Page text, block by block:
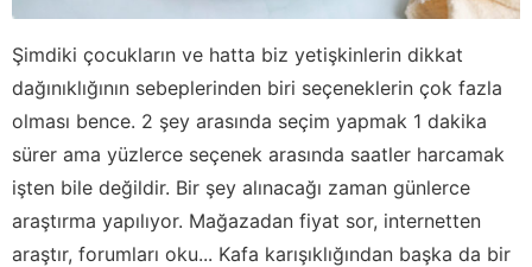
Şimdiki çocukların ve hatta biz yetişkinlerin dikkat
dağınıklığının sebeplerinden biri seçeneklerin çok fazla
olması bence. 2 şey arasında seçim yapmak 1 dakika
sürer ama yüzlerce seçenek arasında saatler harcamak
işten bile değildir. Bir şey alınacağı zaman günlerce
araştırma yapılıyor. Mağazadan fiyat sor, internetten
araştır, forumları oku... Kafa karışıklığından başka da bir